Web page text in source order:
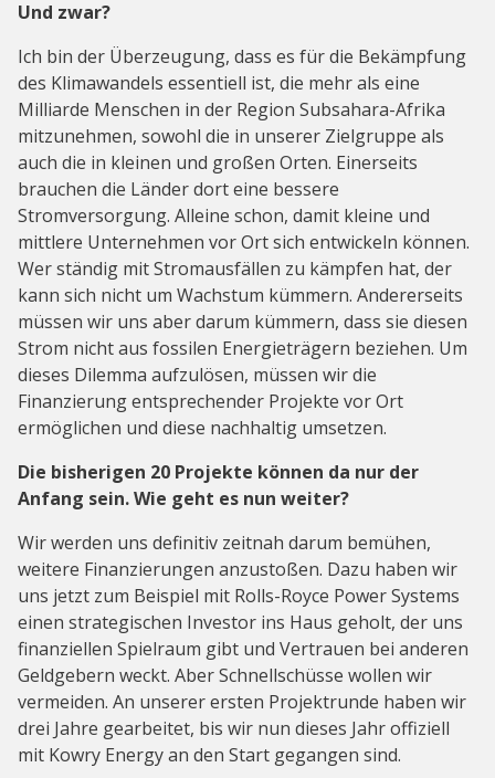
Und zwar?
Ich bin der Überzeugung, dass es für die Bekämpfung
des Klimawandels essentiell ist, die mehr als eine
Milliarde Menschen in der Region Subsahara-Afrika
mitzunehmen, sowohl die in unserer Zielgruppe als
auch die in kleinen und großen Orten. Einerseits
brauchen die Länder dort eine bessere
Stromversorgung. Alleine schon, damit kleine und
mittlere Unternehmen vor Ort sich entwickeln können.
Wer ständig mit Stromausfällen zu kämpfen hat, der
kann sich nicht um Wachstum kümmern. Andererseits
müssen wir uns aber darum kümmern, dass sie diesen
Strom nicht aus fossilen Energieträgern beziehen. Um
dieses Dilemma aufzulösen, müssen wir die
Finanzierung entsprechender Projekte vor Ort
ermöglichen und diese nachhaltig umsetzen.
Die bisherigen 20 Projekte können da nur der
Anfang sein. Wie geht es nun weiter?
Wir werden uns definitiv zeitnah darum bemühen,
weitere Finanzierungen anzustoßen. Dazu haben wir
uns jetzt zum Beispiel mit Rolls-Royce Power Systems
einen strategischen Investor ins Haus geholt, der uns
finanziellen Spielraum gibt und Vertrauen bei anderen
Geldgebern weckt. Aber Schnellschüsse wollen wir
vermeiden. An unserer ersten Projektrunde haben wir
drei Jahre gearbeitet, bis wir nun dieses Jahr offiziell
mit Kowry Energy an den Start gegangen sind.